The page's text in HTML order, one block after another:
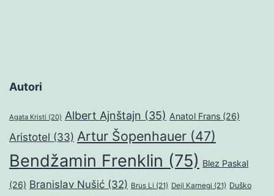
Autori
Agata Kristi (20) Albert Ajnštajn (35) Anatol Frans (26)
Aristotel (33) Artur Šopenhauer (47)
Bendžamin Frenklin (75) Blez Paskal
(26) Branislav Nušić (32) Brus Li (21) Dejl Karnegi (21) Duško